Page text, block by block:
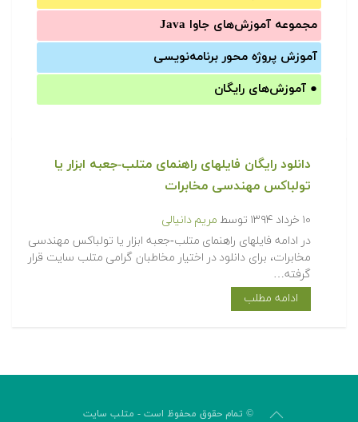
مجموعه آموزش‌های جاوا Java
آموزش‌ پروژه محور برنامه‌نویسی
● آموزش‌های رایگان
دانلود رایگان فایلهای راهنمای متلب-جعبه ابزار یا
تولباکس مهندسی مخابرات
۱۰ خرداد ۱۳۹۴ توسط مریم دانیالی
در ادامه فایلهای راهنمای متلب-جعبه ابزار یا تولباکس مهندسی
مخابرات، برای دانلود در اختیار مخاطبان گرامی متلب سایت قرار
گرفته…
ادامه مطلب
© تمام حقوق محفوظ است - متلب سایت